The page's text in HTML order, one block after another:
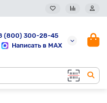
(800) 300-28-45
Написать в MAX